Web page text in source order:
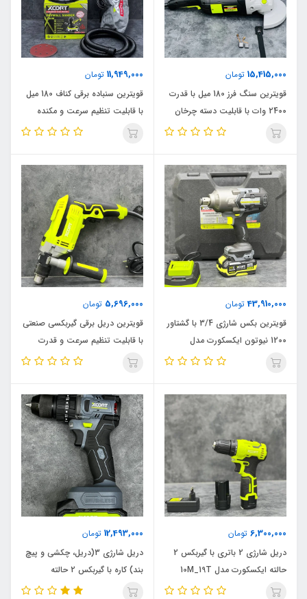
15,415,000 تومان
قویترین سنگ فرز 180 میل با قدرت
2400 وات با قابلیت دسته چرخان
ایکسکورت مدل 2400W_6K اصلی
11,949,000 تومان
قویترین سنباده برقی کناف 180 میل
با قابلیت تنظیم سرعت و مکنده
سرخود ایکسکورت مدل 850W_5D
43,910,000تومان
قویترین بکس شارژی 3/4 با گشتاور
1200 نیوتون ایکسکورت مدل
1200N_4A اصلی
5,696,000 تومان
قویترین دریل برقی گیربکسی صنعتی
با قابلیت تنظیم سرعت و قدرت
1000 وات ایکسکورت مدل
6,300,000 تومان
دریل شارژی 2 باتری با گیربکس 2
حالته ایکسکورت مدل 10M_19T
اصلی
12,493,000 تومان
دریل شارژی 3(دریل، چکشی و پیچ
بند) کاره با گیربکس 2 حالته
ایکسکورت مدل 2000M_19T اصلی